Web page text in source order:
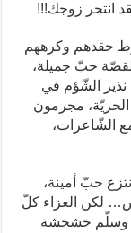
لقد انتحر زوجك!!!
فرط حقدهم وكرههم
لقصّة حبّ جميلة،
نذير الشّؤم في
مجرمون
الشّاعرات،
حبّ أمينة،
لكن العزاء كلّ
وسلّم خشخشة